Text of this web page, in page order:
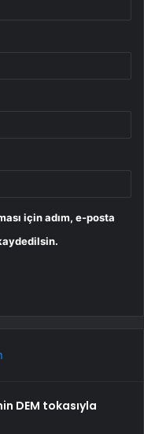
için adım, e-posta
DEM tokasıyla